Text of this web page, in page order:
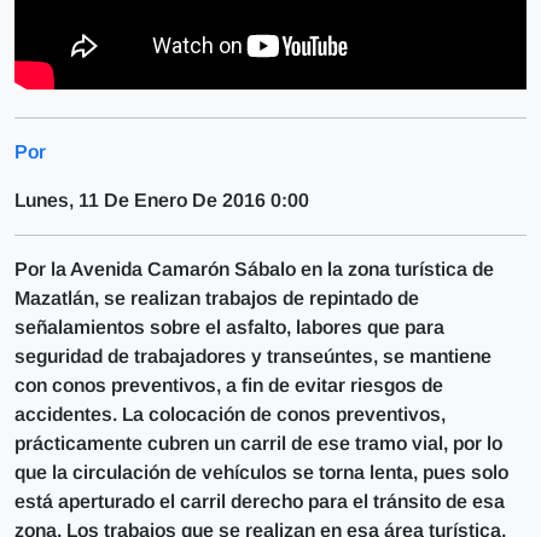
Por
Lunes, 11 De Enero De 2016 0:00
Por la Avenida Camarón Sábalo en la zona turística de
Mazatlán, se realizan trabajos de repintado de
señalamientos sobre el asfalto, labores que para
seguridad de trabajadores y transeúntes, se mantiene
con conos preventivos, a fin de evitar riesgos de
accidentes. La colocación de conos preventivos,
prácticamente cubren un carril de ese tramo vial, por lo
que la circulación de vehículos se torna lenta, pues solo
está aperturado el carril derecho para el tránsito de esa
zona. Los trabajos que se realizan en esa área turística,